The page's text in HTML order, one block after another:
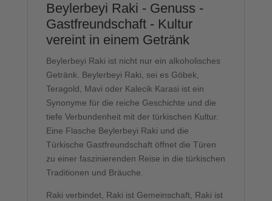
Beylerbeyi Raki - Genuss -
Gastfreundschaft - Kultur
vereint in einem Getränk
Beylerbeyi Raki ist nicht nur ein alkoholisches
Getränk. Beylerbeyi Raki, sei es Göbek,
Teragold, Mavi oder Kalecik Karasi ist ein
Synonyme für die reiche Geschichte und die
tiefe Verbundenheit mit der türkischen Kultur.
Eine Flasche Beylerbeyi Raki und die
Türkische Gastfreundschaft öffnet die Türen
zu einer faszinierenden Reise in die türkischen
Traditionen und Bräuche.
Raki verbindet, Raki ist Gemeinschaft, Raki ist